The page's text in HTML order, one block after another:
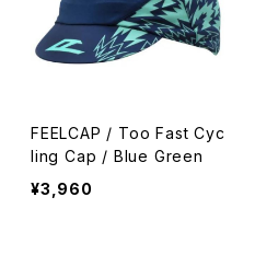
FEELCAP / Too Fast Cyc
ling Cap / Blue Green
¥3,960